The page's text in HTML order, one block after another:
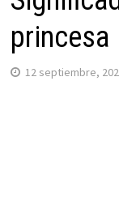
princesa
12 septiembre,